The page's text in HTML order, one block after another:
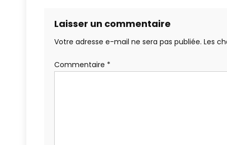
Laisser un commentaire
Votre adresse e-mail ne sera pas publiée. Les
Commentaire *